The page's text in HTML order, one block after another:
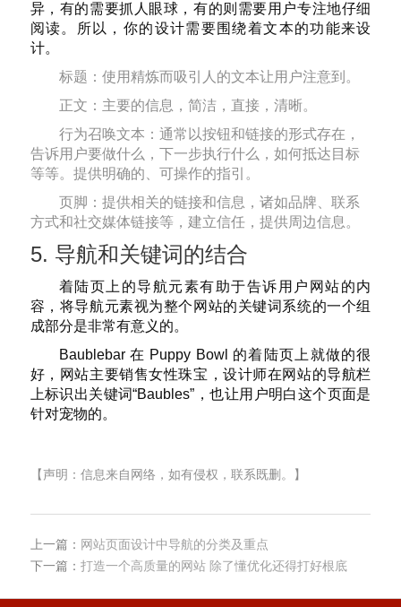
异，有的需要抓人眼球，有的则需要用户专注地仔细
阅读。所以，你的设计需要围绕着文本的功能来设
计。
标题：使用精炼而吸引人的文本让用户注意到。
正文：主要的信息，简洁，直接，清晰。
行为召唤文本：通常以按钮和链接的形式存在，
告诉用户要做什么，下一步执行什么，如何抵达目标
等等。提供明确的、可操作的指引。
页脚：提供相关的链接和信息，诸如品牌、联系
方式和社交媒体链接等，建立信任，提供周边信息。
5. 导航和关键词的结合
着陆页上的导航元素有助于告诉用户网站的内
容，将导航元素视为整个网站的关键词系统的一个组
成部分是非常有意义的。
Baublebar 在 Puppy Bowl 的着陆页上就做的很
好，网站主要销售女性珠宝，设计师在网站的导航栏
上标识出关键词“Baubles”，也让用户明白这个页面是
针对宠物的。
【声明：信息来自网络，如有侵权，联系既删。】
上一篇： 网站页面设计中导航的分类及重点
下一篇： 打造一个高质量的网站 除了懂优化还得打好根底